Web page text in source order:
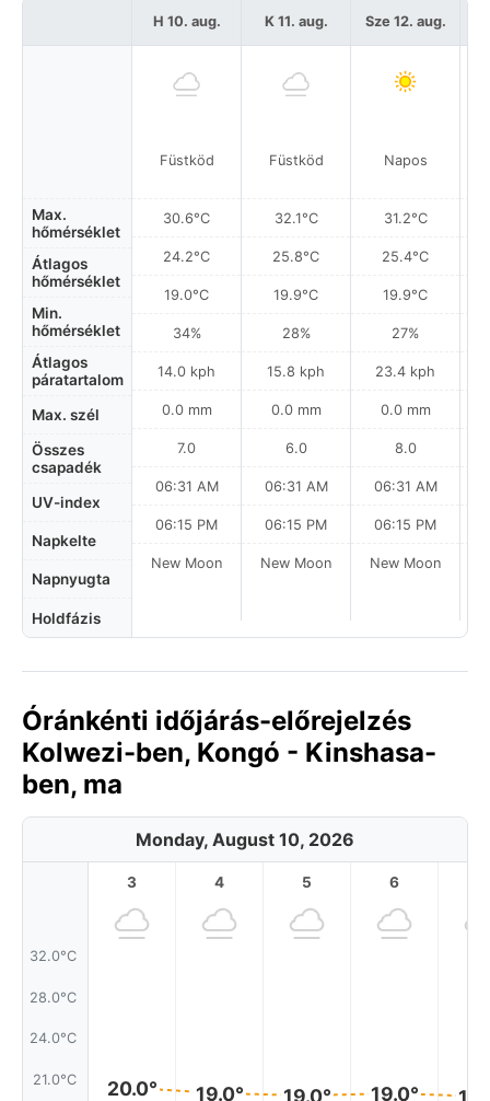
Max.
hőmérséklet
Átlagos
hőmérséklet
Min.
hőmérséklet
Átlagos
páratartalom
Max. szél
Összes
csapadék
UV-index
Napkelte
Napnyugta
Holdfázis
H 10. aug.
Füstköd
30.6°C
24.2°C
19.0°C
34%
14.0 kph
0.0 mm
7.0
06:31 AM
06:15 PM
New Moon
K 11. aug.
Füstköd
32.1°C
25.8°C
19.9°C
28%
15.8 kph
0.0 mm
6.0
06:31 AM
06:15 PM
New Moon
Sze 12. aug.
Napos
31.2°C
25.4°C
19.9°C
27%
23.4 kph
0.0 mm
8.0
06:31 AM
06:15 PM
New Moon
Óránkénti időjárás-előrejelzés
Kolwezi-ben, Kongó - Kinshasa-
ben, ma
Monday, August 10, 2026
32.0°C
28.0°C
24.0°C
21.0°C
3
20.0°
4
19.0°
5
19.0°
6
19.0°